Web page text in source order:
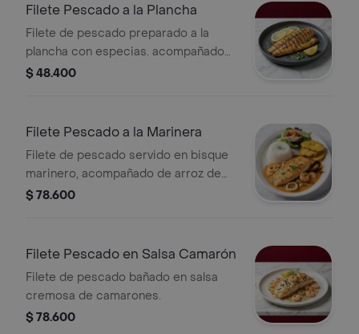
Filete Pescado a la Plancha
Filete de pescado preparado a la
plancha con especias. acompañado
de arroz de coco / patacones y
$ 48.400
Filete Pescado a la Marinera
Filete de pescado servido en bisque
marinero, acompañado de arroz de
coco / patacones y ensalada fresca
$ 78.600
Filete Pescado en Salsa Camarón
Filete de pescado bañado en salsa
cremosa de camarones.
$ 78.600